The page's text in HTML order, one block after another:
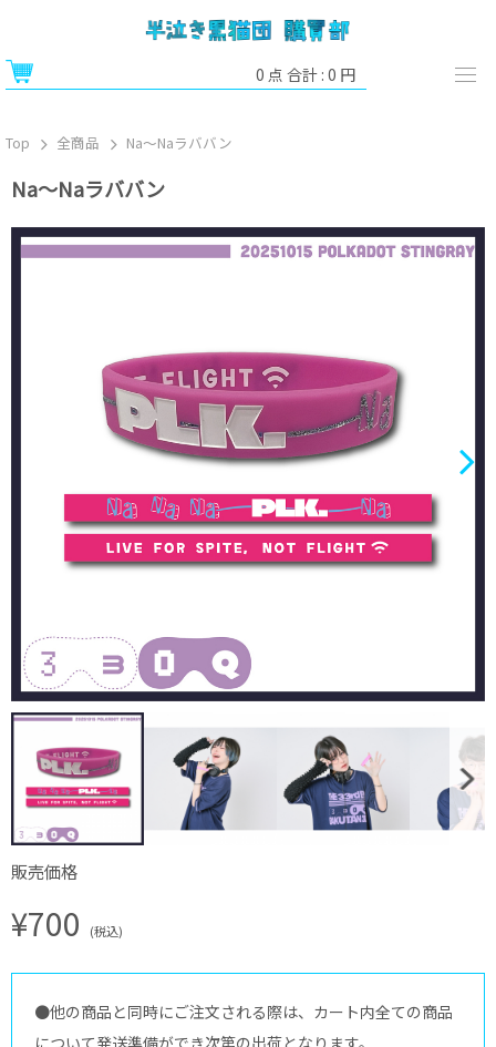
0 点 合計 : 0 円
Top 全商品 Na～Naラババン
Na～Naラババン
販売価格
¥700 (税込)
●他の商品と同時にご注文される際は、カート内全ての商品